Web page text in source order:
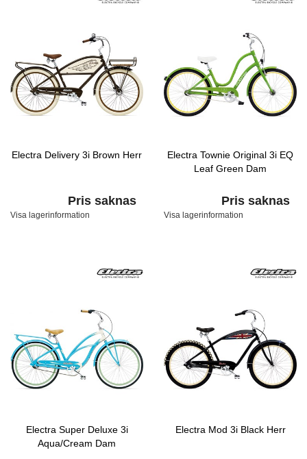
Electra Delivery 3i Brown Herr
Pris saknas
Visa lagerinformation
Electra Townie Original 3i EQ
Leaf Green Dam
Pris saknas
Visa lagerinformation
Electra Super Deluxe 3i
Aqua/Cream Dam
Electra Mod 3i Black Herr